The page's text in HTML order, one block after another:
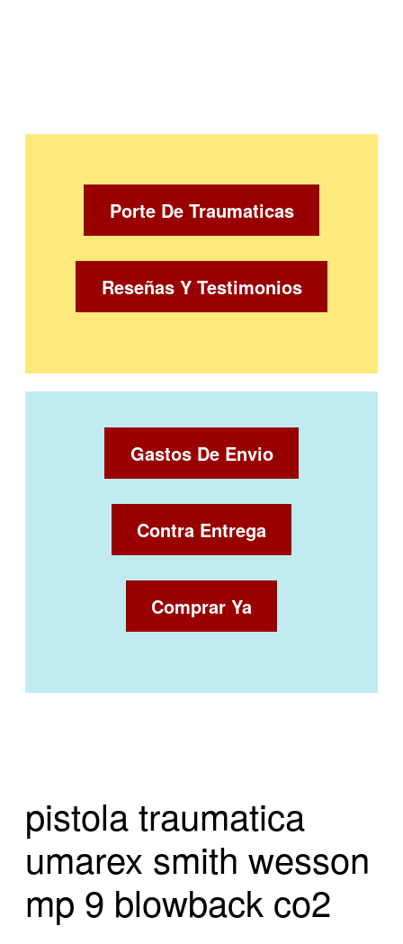
Porte De Traumaticas
Reseñas Y Testimonios
Gastos De Envio
Contra Entrega
Comprar Ya
pistola traumatica
umarex smith wesson
mp 9 blowback co2